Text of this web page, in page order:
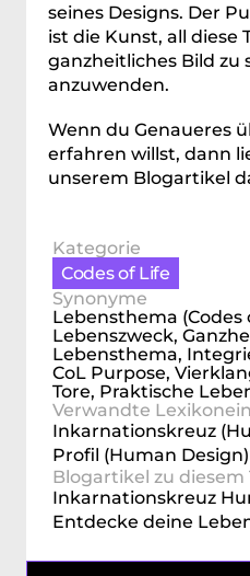
seines Designs. Der
ist die Kunst, all diese
ganzheitliches Bild zu
anzuwenden.
Wenn du Genaueres
erfahren willst, dann
unserem Blogartikel
Kategorie
Codes of Life
Synonyme
Lebensthema (Codes
Lebenszweck,
Lebensthema,
CoL Purpose,
Tore, Praktische
Verwandte
Inkarnationskreuz
Profil (Human Design)
Blogartikel zu diesem
Inkarnationskreuz
Entdecke deine